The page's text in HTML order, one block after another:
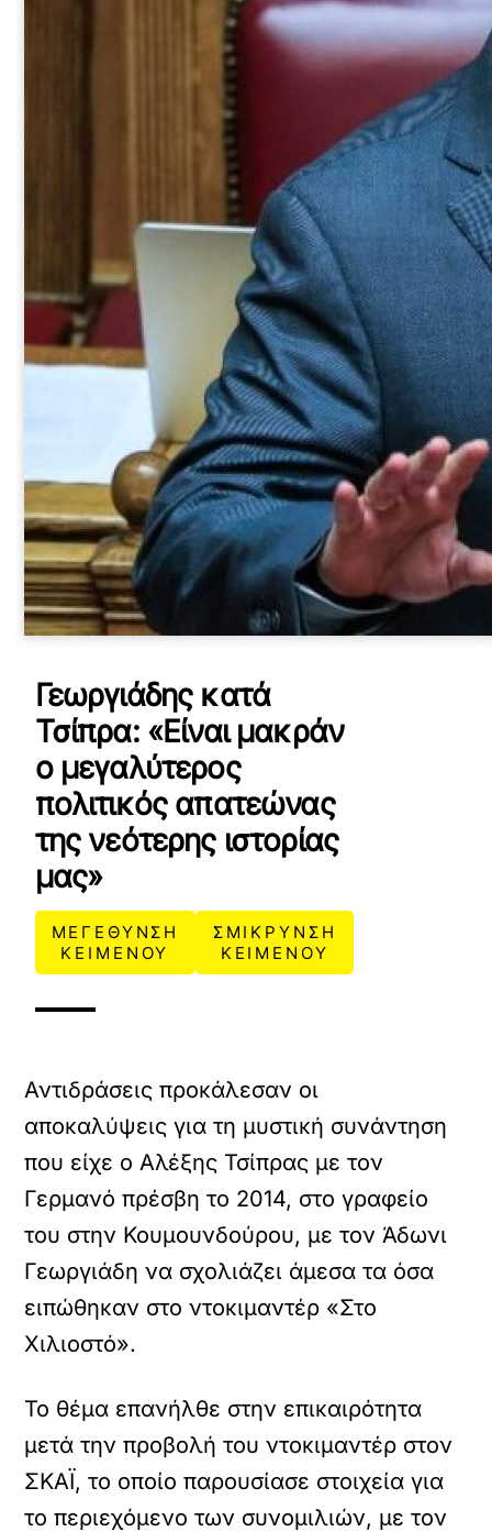
Γεωργιάδης κατά
Τσίπρα: «Είναι μακράν
ο μεγαλύτερος
πολιτικός απατεώνας
της νεότερης ιστορίας
μας»
ΜΕΓΕΘΥΝΣΗ
ΚΕΙΜΕΝΟΥ
ΣΜΙΚΡΥΝΣΗ
ΚΕΙΜΕΝΟΥ
Αντιδράσεις προκάλεσαν οι
αποκαλύψεις για τη μυστική συνάντηση
που είχε ο Αλέξης Τσίπρας με τον
Γερμανό πρέσβη το 2014, στο γραφείο
του στην Κουμουνδούρου, με τον Άδωνι
Γεωργιάδη να σχολιάζει άμεσα τα όσα
ειπώθηκαν στο ντοκιμαντέρ «Στο
Χιλιοστό».
Το θέμα επανήλθε στην επικαιρότητα
μετά την προβολή του ντοκιμαντέρ στον
ΣΚΑΪ, το οποίο παρουσίασε στοιχεία για
το περιεχόμενο των συνομιλιών, με τον